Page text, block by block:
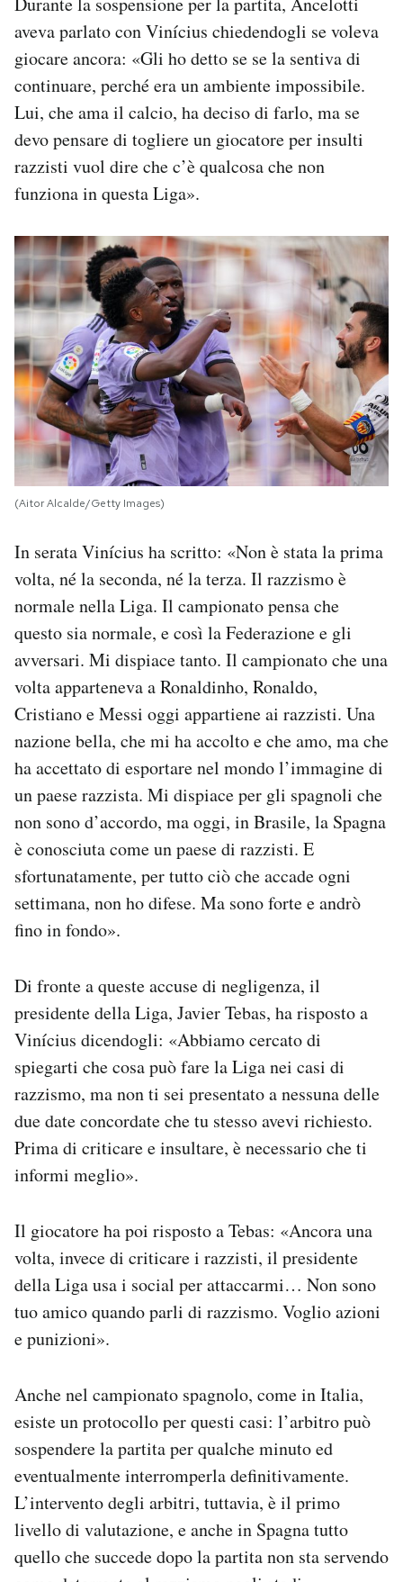
aveva parlato con Vinícius chiedendogli se voleva
giocare ancora: «Gli ho detto se se la sentiva di
continuare, perché era un ambiente impossibile.
Lui, che ama il calcio, ha deciso di farlo, ma se
devo pensare di togliere un giocatore per insulti
razzisti vuol dire che c’è qualcosa che non
funziona in questa Liga».
(Aitor Alcalde/Getty Images)
In serata Vinícius ha scritto: «Non è stata la prima
volta, né la seconda, né la terza. Il razzismo è
normale nella Liga. Il campionato pensa che
questo sia normale, e così la Federazione e gli
avversari. Mi dispiace tanto. Il campionato che una
volta apparteneva a Ronaldinho, Ronaldo,
Cristiano e Messi oggi appartiene ai razzisti. Una
nazione bella, che mi ha accolto e che amo, ma che
ha accettato di esportare nel mondo l’immagine di
un paese razzista. Mi dispiace per gli spagnoli che
non sono d’accordo, ma oggi, in Brasile, la Spagna
è conosciuta come un paese di razzisti. E
sfortunatamente, per tutto ciò che accade ogni
settimana, non ho difese. Ma sono forte e andrò
fino in fondo».
Di fronte a queste accuse di negligenza, il
presidente della Liga, Javier Tebas, ha risposto a
Vinícius dicendogli: «Abbiamo cercato di
spiegarti che cosa può fare la Liga nei casi di
razzismo, ma non ti sei presentato a nessuna delle
due date concordate che tu stesso avevi richiesto.
Prima di criticare e insultare, è necessario che ti
informi meglio».
Il giocatore ha poi risposto a Tebas: «Ancora una
volta, invece di criticare i razzisti, il presidente
della Liga usa i social per attaccarmi… Non sono
tuo amico quando parli di razzismo. Voglio azioni
e punizioni».
Anche nel campionato spagnolo, come in Italia,
esiste un protocollo per questi casi: l’arbitro può
sospendere la partita per qualche minuto ed
eventualmente interromperla definitivamente.
L’intervento degli arbitri, tuttavia, è il primo
livello di valutazione, e anche in Spagna tutto
quello che succede dopo la partita non sta servendo